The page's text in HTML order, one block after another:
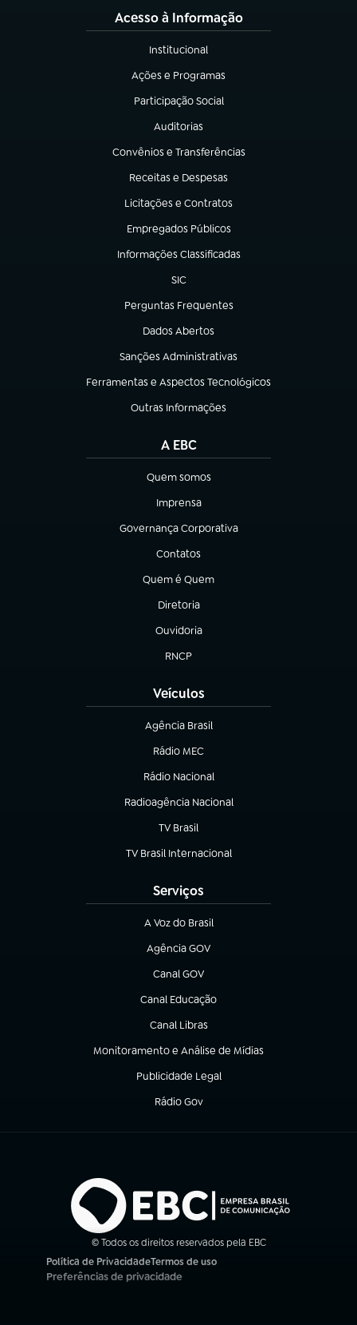
Acesso à Informação
Institucional
(abre em nova aba)
Ações e Programas
(abre em nova aba)
Participação Social
(abre em nova aba)
Auditorias
(abre em nova aba)
Convênios e Transferências
(abre em nova aba)
Receitas e Despesas
(abre em nova aba)
Licitações e Contratos
(abre em nova aba)
Empregados Públicos
(abre em nova aba)
Informações Classificadas
(abre em nova aba)
SIC
(abre em nova aba)
Perguntas Frequentes
(abre em nova aba)
Dados Abertos
(abre em nova aba)
Sanções Administrativas
(abre em nova aba)
Ferramentas e Aspectos Tecnológicos
(abre em nova aba)
Outras Informações
(abre em nova aba)
A EBC
Quem somos
(abre em nova aba)
Imprensa
(abre em nova aba)
Governança Corporativa
(abre em nova aba)
Contatos
(abre em nova aba)
Quem é Quem
(abre em nova aba)
Diretoria
(abre em nova aba)
Ouvidoria
(abre em nova aba)
RNCP
(abre em nova aba)
Veículos
Agência Brasil
(abre em nova aba)
Rádio MEC
Rádio Nacional
(abre em nova aba)
Radioagência Nacional
(abre em nova aba)
TV Brasil
(abre em nova aba)
TV Brasil Internacional
(abre em nova aba)
Serviços
A Voz do Brasil
(abre em nova aba)
Agência GOV
(abre em nova aba)
Canal GOV
(abre em nova aba)
Canal Educação
(abre em nova aba)
Canal Libras
(abre em nova aba)
Monitoramento e Análise de Mídias
(abre em nova aba)
Publicidade Legal
(abre em nova aba)
Rádio Gov
(abre em nova aba)
© Todos os direitos reservados pela EBC
Política de Privacidade
(abre em nova aba)
Termos de uso
(abre em nova aba)
Preferências de privacidade